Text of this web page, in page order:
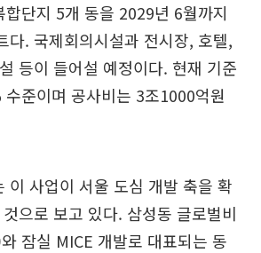
단지 5개 동을 2029년 6월까지
다. 국제회의시설과 전시장, 호텔,
등이 들어설 예정이다. 현재 기준
준이며 공사비는 3조1000억원
이 사업이 서울 도심 개발 축을 확
으로 보고 있다. 삼성동 글로벌비
잠실 MICE 개발로 대표되는 동